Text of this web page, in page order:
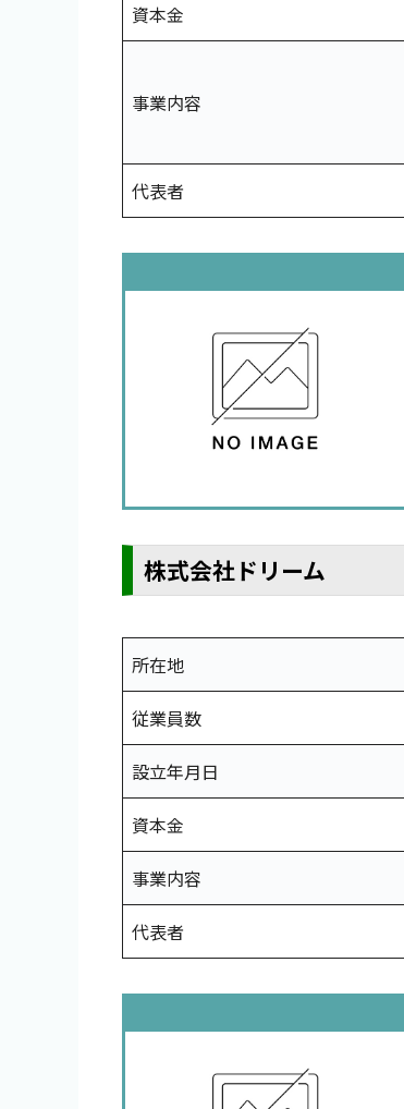
資本金
事業内容
代表者
株式会社ドリーム
所在地
従業員数
設立年月日
資本金
事業内容
代表者